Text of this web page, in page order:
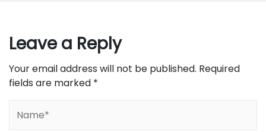
Leave a Reply
Your email address will not be published. Required
fields are marked *